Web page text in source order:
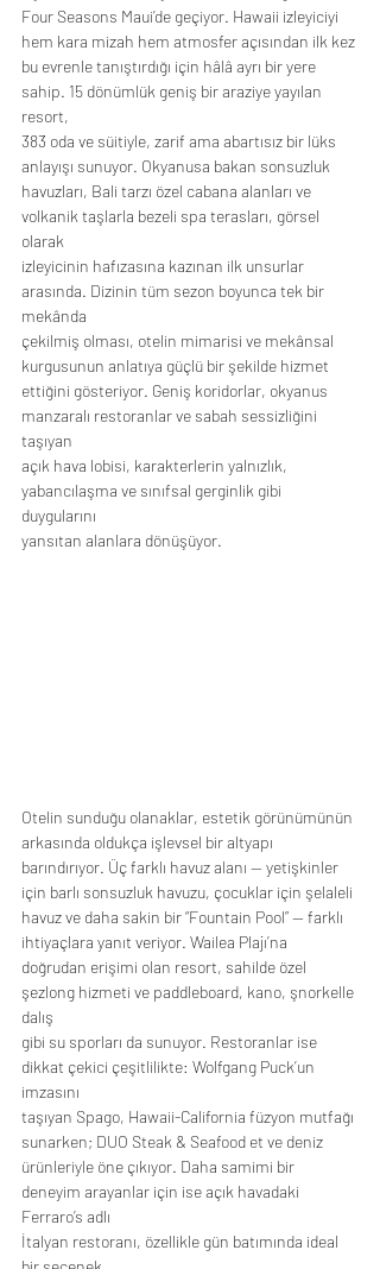
Four Seasons Maui’de geçiyor. Hawaii izleyiciyi
hem kara mizah hem atmosfer açısından ilk kez
bu evrenle tanıştırdığı için hâlâ ayrı bir yere
sahip. 15 dönümlük geniş bir araziye yayılan
resort,
383 oda ve süitiyle, zarif ama abartısız bir lüks
anlayışı sunuyor. Okyanusa bakan sonsuzluk
havuzları, Bali tarzı özel cabana alanları ve
volkanik taşlarla bezeli spa terasları, görsel
olarak
izleyicinin hafızasına kazınan ilk unsurlar
arasında. Dizinin tüm sezon boyunca tek bir
mekânda
çekilmiş olması, otelin mimarisi ve mekânsal
kurgusunun anlatıya güçlü bir şekilde hizmet
ettiğini gösteriyor. Geniş koridorlar, okyanus
manzaralı restoranlar ve sabah sessizliğini
taşıyan
açık hava lobisi, karakterlerin yalnızlık,
yabancılaşma ve sınıfsal gerginlik gibi
duygularını
yansıtan alanlara dönüşüyor.
Otelin sunduğu olanaklar, estetik görünümünün
arkasında oldukça işlevsel bir altyapı
barındırıyor. Üç farklı havuz alanı — yetişkinler
için barlı sonsuzluk havuzu, çocuklar için şelaleli
havuz ve daha sakin bir “Fountain Pool” — farklı
ihtiyaçlara yanıt veriyor. Wailea Plajı’na
doğrudan erişimi olan resort, sahilde özel
şezlong hizmeti ve paddleboard, kano, şnorkelle
dalış
gibi su sporları da sunuyor. Restoranlar ise
dikkat çekici çeşitlilikte: Wolfgang Puck’un
imzasını
taşıyan Spago, Hawaii-California füzyon mutfağı
sunarken; DUO Steak & Seafood et ve deniz
ürünleriyle öne çıkıyor. Daha samimi bir
deneyim arayanlar için ise açık havadaki
Ferraro’s adlı
İtalyan restoranı, özellikle gün batımında ideal